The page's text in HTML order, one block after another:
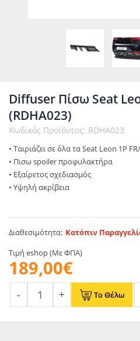
Diffuser Πίσω Seat
(RDHA023)
Κωδικός Προϊόντος: RDHA023
• Ταιριάζει σε όλα τα Seat Leon 1P
• Πισω spoiler προφυλακτήρα
• Εξαίρετος σχεδιασμός
• Υψηλή ακρίβεια
Διαθεσιμότητα: Κατόπιν
Τιμή eshop (Με ΦΠΑ)
189,00€
Το Θέλω